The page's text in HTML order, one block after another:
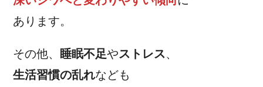
あります。
その他、 睡眠不足やストレス、
生活習慣の乱れなども